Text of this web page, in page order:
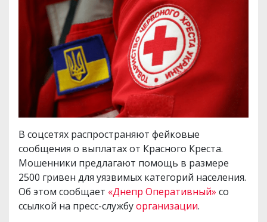
В соцсетях распространяют фейковые
сообщения о выплатах от Красного Креста.
Мошенники предлагают помощь в размере
2500 гривен для уязвимых категорий населения.
Об этом сообщает «Днепр Оперативный» со
ссылкой на пресс-службуорганизации.